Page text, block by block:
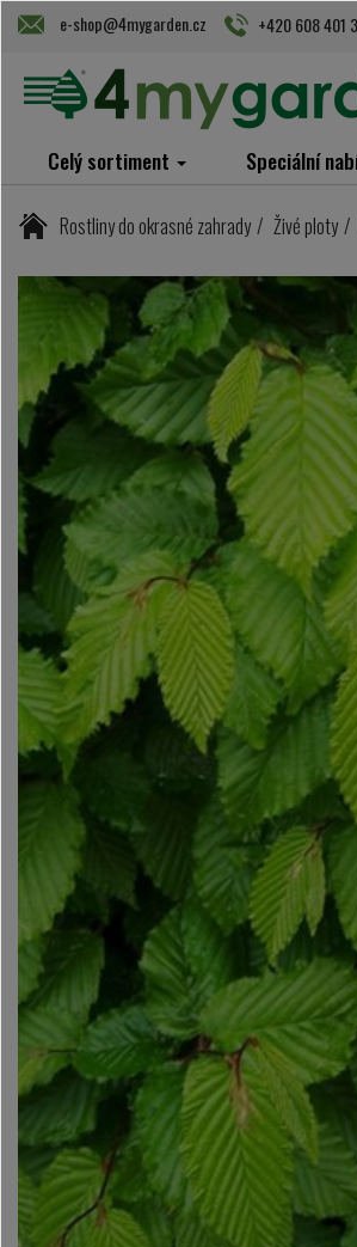
e-shop@4mygarden.cz +420 608 401
Celý sortiment Speciální
Rostliny do okrasné zahrady Živé ploty